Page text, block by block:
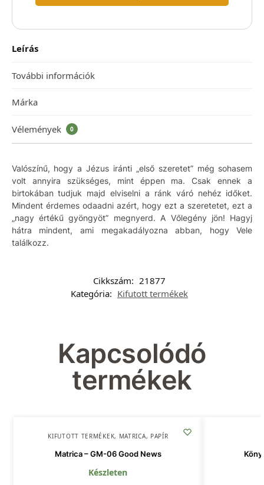
Leírás
További információk
Márka
Vélemények 0
Valószínű, hogy a Jézus iránti „első szeretet” még sohasem
volt annyira szükséges, mint éppen ma. Csak ennek a
birtokában tudjuk majd elviselni a ránk váró nehéz időket.
Mindent érdemes odaadni azért, hogy ezt a szeretetet, ezt a
„nagy értékű gyöngyöt” megnyerd. A Vőlegény jön! Hagyj
hátra mindent, ami megakadályozna abban, hogy Vele
találkozz.
Cikkszám: 21877
Kategória: Kifutott termékek
Kapcsolódó
termékek
KIFUTOTT TERMÉKEK, MATRICA, PAPÍR
Matrica – GM-06 Good News
Készleten